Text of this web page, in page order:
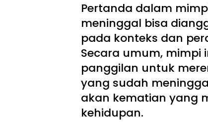
Pertanda dalam
meninggal bisa
pada konteks dan
Secara umum, mimpi
panggilan untuk
yang sudah
akan kematian yang
kehidupan.